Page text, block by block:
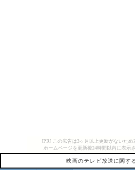
[PR] この広告は3ヶ月以上更新がないため
ホームページを更新後24時間以内に表示
映画のテレビ放送に関す